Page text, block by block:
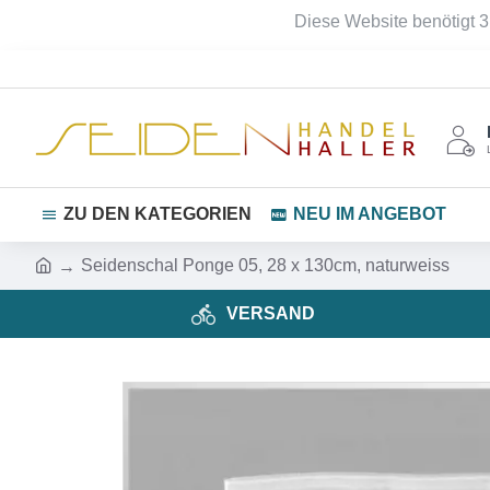
Diese Website benötigt
ZU DEN KATEGORIEN NEU IM ANGEBOT
Seidenschal Ponge 05, 28 x 130cm, naturweiss
VERSAND